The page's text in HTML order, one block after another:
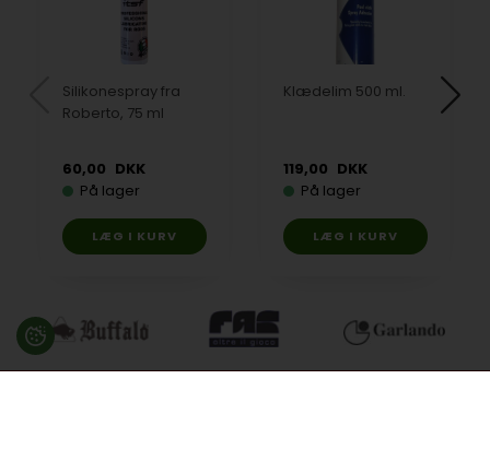
Silikonespray fra
Roberto, 75 ml
60,00 DKK
På lager
Klædelim 500 ml.
119,00 DKK
På lager